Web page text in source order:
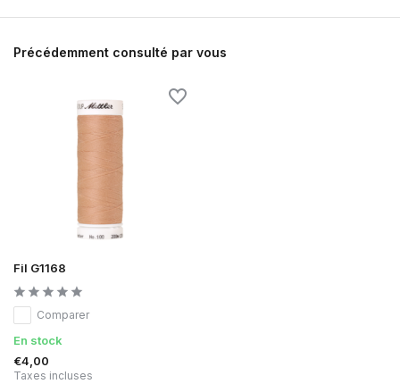
Précédemment consulté par vous
Fil G1168
Comparer
En stock
€4,00
Taxes incluses